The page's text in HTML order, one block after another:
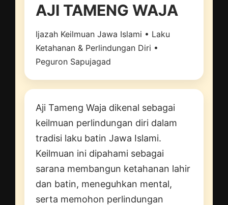
AJI TAMENG WAJA
Ijazah Keilmuan Jawa Islami • Laku
Ketahanan & Perlindungan Diri •
Peguron Sapujagad
Aji Tameng Waja dikenal sebagai
keilmuan perlindungan diri dalam
tradisi laku batin Jawa Islami.
Keilmuan ini dipahami sebagai
sarana membangun ketahanan lahir
dan batin, meneguhkan mental,
serta memohon perlindungan